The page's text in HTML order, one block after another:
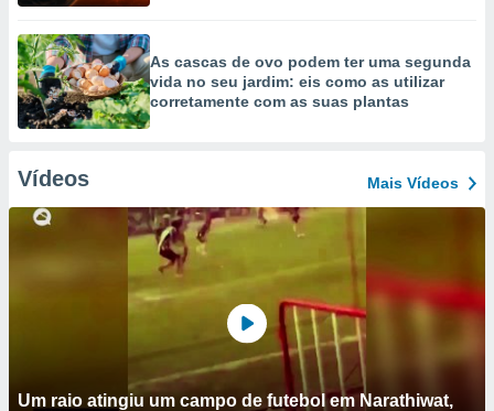
As cascas de ovo podem ter uma segunda
vida no seu jardim: eis como as utilizar
corretamente com as suas plantas
Vídeos Mais Vídeos
Um raio atingiu um campo de futebol em Narathiwat,